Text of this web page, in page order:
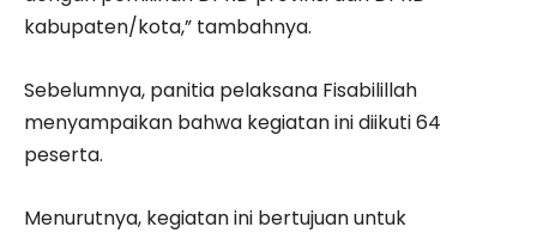
kabupaten/kota,” tambahnya.
Sebelumnya, panitia pelaksana Fisabilillah
menyampaikan bahwa kegiatan ini diikuti 64
peserta.
Menurutnya, kegiatan ini bertujuan untuk